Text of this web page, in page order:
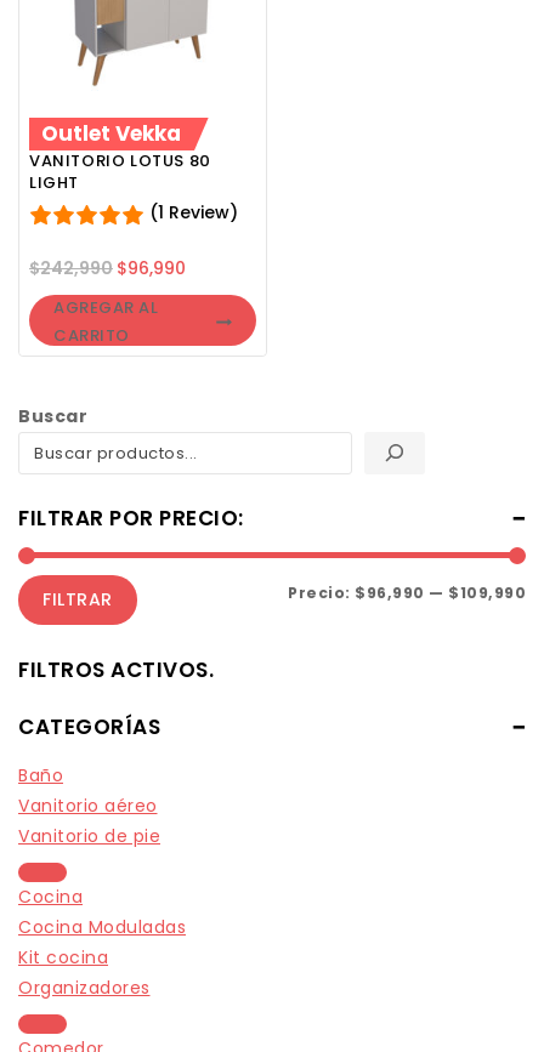
Outlet Vekka
VANITORIO LOTUS 80
LIGHT
(1 Review)
$242,990 $96,990
AGREGAR AL
CARRITO
Buscar
FILTRAR POR PRECIO:
FILTRAR Precio: $96,990 — $109,990
FILTROS ACTIVOS.
CATEGORÍAS
Baño
Vanitorio aéreo
Vanitorio de pie
Cocina
Cocina Moduladas
Kit cocina
Organizadores